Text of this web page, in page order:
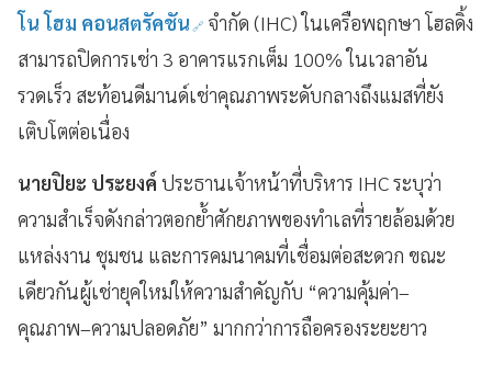
โน โฮม คอนสตรัคชัน จำกัด (IHC) ในเครือพฤกษา โฮลดิ้ง
สามารถปิดการเช่า 3 อาคารแรกเต็ม 100% ในเวลาอัน
รวดเร็ว สะท้อนดีมานด์เช่าคุณภาพระดับกลางถึงแมสที่ยัง
เติบโตต่อเนื่อง
นายปิยะ ประยงค์ ประธานเจ้าหน้าที่บริหาร IHC ระบุว่า
ความสำเร็จดังกล่าวตอกย้ำศักยภาพของทำเลที่รายล้อมด้วย
แหล่งงาน ชุมชน และการคมนาคมที่เชื่อมต่อสะดวก ขณะ
เดียวกันผู้เช่ายุคใหม่ให้ความสำคัญกับ “ความคุ้มค่า–
คุณภาพ–ความปลอดภัย” มากกว่าการถือครองระยะยาว